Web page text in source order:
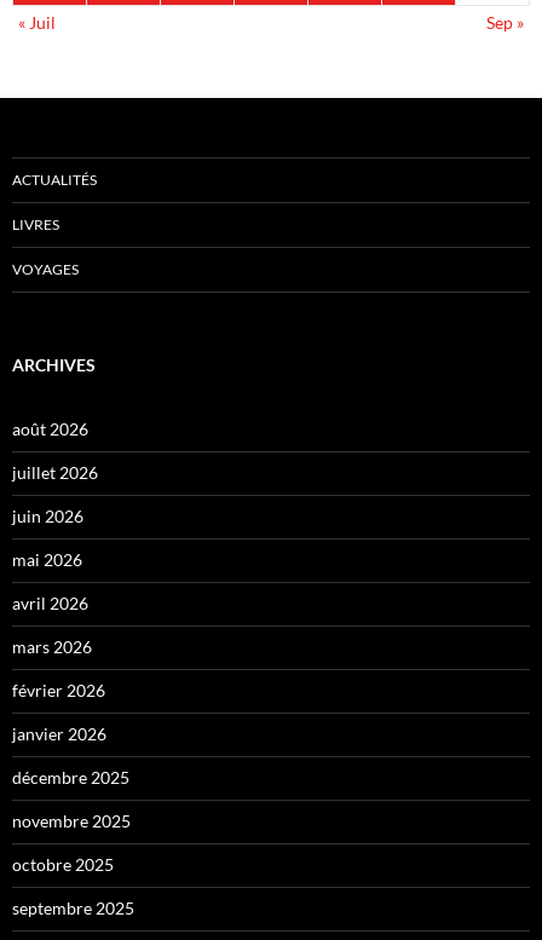
« Juil Sep »
ACTUALITÉS
LIVRES
VOYAGES
ARCHIVES
août 2026
juillet 2026
juin 2026
mai 2026
avril 2026
mars 2026
février 2026
janvier 2026
décembre 2025
novembre 2025
octobre 2025
septembre 2025